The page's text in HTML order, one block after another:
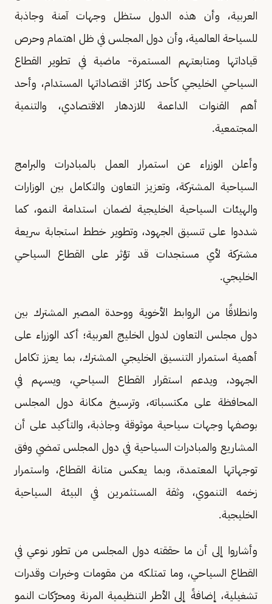
العربية، وأن هذه الدول ستظل وجهات آمنة وجاذبة
للسياحة العالمية، وأن دول المجلس في ظل اهتمام وحرص
قياداتها ومتابعتهم المستمرة- ماضية في تطوير القطاع
السياحي الخليجي كأحد ركائز اقتصاداتها المستدام، وأحد
أهم القنوات الداعمة للازدهار الاقتصادي، والتنمية
المجتمعية.
وأعلن الوزراء عن استمرار العمل بالمبادرات والبرامج
السياحية المشتركة، وتعزيز التعاون والتكامل بين الوزارات
والهيئات السياحية الخليجية لضمان استدامة النمو، كما
شددوا على تنسيق الجهود، وتطوير خطط استجابة سريعة
مشتركة لأي مستجدات قد تؤثر على القطاع السياحي
الخليجي.
وانطلاقًا من الروابط الأخوية ووحدة المصير المشترك بين
دول مجلس التعاون لدول الخليج العربية؛ أكد الوزراء على
أهمية استمرار التنسيق الخليجي المشترك، بما يعزز تكامل
الجهود، ويدعم استقرار القطاع السياحي، ويسهم في
المحافظة على مكتسباته، وترسيخ مكانة دول المجلس
بوصفها وجهات سياحية موثوقة وجاذبة، والتأكيد على أن
المشاريع والمبادرات السياحية في دول المجلس تمضي وفق
توجهاتها المعتمدة، وبما يعكس متانة القطاع، واستمرار
زخمه التنموي، وثقة المستثمرين في البيئة السياحية
الخليجية.
وأشاروا إلى أن ما حققته دول المجلس من تطور نوعي في
القطاع السياحي، وما تمتلكه من مقومات وخبرات وقدرات
تشغيلية، إضافةً إلى الأطر التنظيمية المرنة ومحرّكات النمو